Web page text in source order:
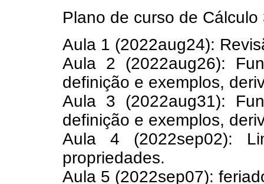
Plano de curso de Cálculo
Aula 1 (2022aug24):
Aula 2 (2022aug26):
definição e exemplos,
Aula 3 (2022aug31):
definição e exemplos,
Aula 4 (2022sep02):
propriedades.
Aula 5 (2022sep07):